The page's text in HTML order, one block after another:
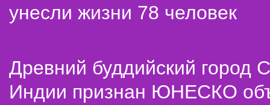
унесли жизни 78 человек
Древний буддийский город
Индии признан ЮНЕСКО